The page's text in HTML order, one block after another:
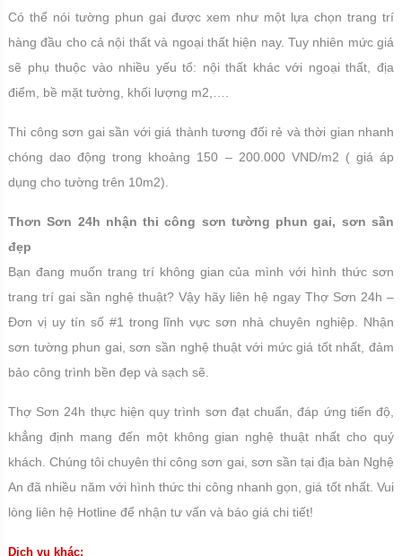
Có thể nói tường phun gai được xem như một lựa chọn trang trí
hàng đầu cho cả nội thất và ngoại thất hiện nay. Tuy nhiên mức giá
sẽ phụ thuộc vào nhiều yếu tố: nội thất khác với ngoại thất, địa
điểm, bề mặt tường, khối lượng m2,….
Thi công sơn gai sần với giá thành tương đối rẻ và thời gian nhanh
chóng dao động trong khoảng 150 – 200.000 VND/m2 ( giá áp
dụng cho tường trên 10m2).
Thơn Sơn 24h nhận thi công sơn tường phun gai, sơn sần
đẹp
Bạn đang muốn trang trí không gian của mình với hình thức sơn
trang trí gai sần nghệ thuật? Vậy hãy liên hệ ngay Thợ Sơn 24h –
Đơn vị uy tín số #1 trong lĩnh vực sơn nhà chuyên nghiệp. Nhận
sơn tường phun gai, sơn sần nghệ thuật với mức giá tốt nhất, đảm
bảo công trình bền đẹp và sạch sẽ.
Thợ Sơn 24h thực hiện quy trình sơn đạt chuẩn, đáp ứng tiến độ,
khẳng định mang đến một không gian nghệ thuật nhất cho quý
khách. Chúng tôi chuyên thi công sơn gai, sơn sần tại địa bàn Nghệ
An đã nhiều năm với hình thức thi công nhanh gọn, giá tốt nhất. Vui
lòng liên hệ Hotline để nhận tư vấn và báo giá chi tiết!
Dịch vụ khác: